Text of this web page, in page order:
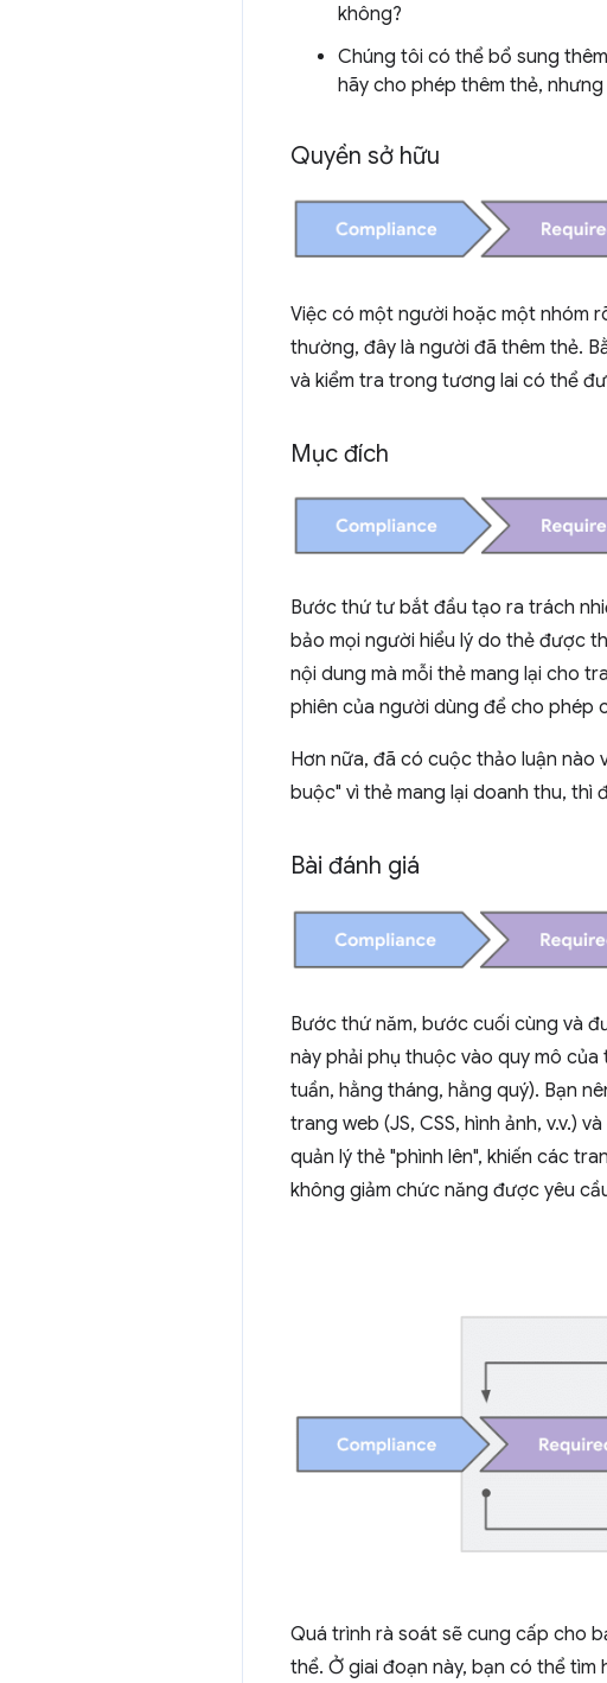
không?
Chúng tôi có thể bổ sung
hãy cho phép thêm thẻ,
Quyền sở hữu
Việc có một người hoặc một nhóm
thường, đây là người đã thêm thẻ.
và kiểm tra trong tương lai có thể
Mục đích
Bước thứ tư bắt đầu tạo ra trách
bảo mọi người hiểu lý do thẻ được
nội dung mà mỗi thẻ mang lại cho
phiên của người dùng để cho phép
Hơn nữa, đã có cuộc thảo luận nào
buộc" vì thẻ mang lại doanh thu, thì
Bài đánh giá
Bước thứ năm, bước cuối cùng và
này phải phụ thuộc vào quy mô
tuần, hằng tháng, hằng quý). Bạn
trang web (JS, CSS, hình ảnh, v.v.)
quản lý thẻ "phình lên", khiến các
không giảm chức năng được yêu
Quá trình rà soát sẽ cung cấp cho
thể. Ở giai đoạn này, bạn có thể tìm